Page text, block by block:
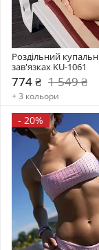
Роздільний
зав'язках KU-1061
774 ₴ 1 549 ₴
+ 3 кольори
- 20%